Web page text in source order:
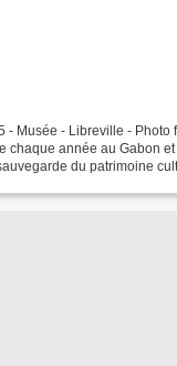
- Musée - Libreville - Photo
chaque année au Gabon
du patrimoine